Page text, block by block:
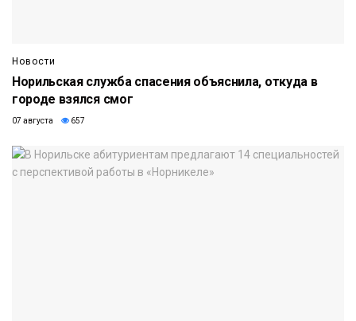
Новости
Норильская служба спасения объяснила, откуда в
городе взялся смог
07 августа 657